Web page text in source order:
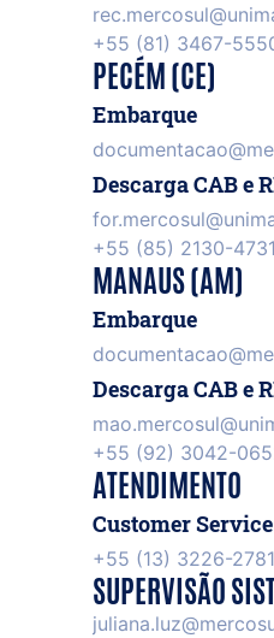
+55 (81) 3467-
PECÉM (CE)
Embarque
Descarga CAB e
+55 (85) 2130-4731
MANAUS (AM)
Embarque
Descarga CAB e
+55 (92) 3042-
ATENDIMENTO
Customer Service
+55 (13) 3226-2781
SUPERVISÃO